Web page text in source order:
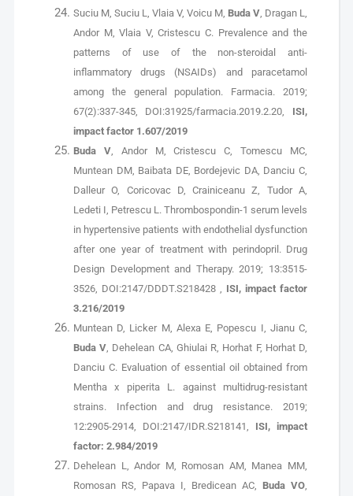
Suciu M, Suciu L, Vlaia V, Voicu M, Buda V, Dragan L,
Andor M, Vlaia V, Cristescu C. Prevalence and the
patterns of use of the non-steroidal anti-
inflammatory drugs (NSAIDs) and paracetamol
among the general population. Farmacia. 2019;
67(2):337-345, DOI:31925/farmacia.2019.2.20, ISI,
impact factor 1.607/2019
Buda V, Andor M, Cristescu C, Tomescu MC,
Muntean DM, Baibata DE, Bordejevic DA, Danciu C,
Dalleur O, Coricovac D, Crainiceanu Z, Tudor A,
Ledeti I, Petrescu L. Thrombospondin-1 serum levels
in hypertensive patients with endothelial dysfunction
after one year of treatment with perindopril. Drug
Design Development and Therapy. 2019; 13:3515-
3526, DOI:2147/DDDT.S218428 , ISI, impact factor
3.216/2019
Muntean D, Licker M, Alexa E, Popescu I, Jianu C,
Buda V, Dehelean CA, Ghiulai R, Horhat F, Horhat D,
Danciu C. Evaluation of essential oil obtained from
Mentha x piperita L. against multidrug-resistant
strains. Infection and drug resistance. 2019;
12:2905-2914, DOI:2147/IDR.S218141, ISI, impact
factor: 2.984/2019
Dehelean L, Andor M, Romosan AM, Manea MM,
Romosan RS, Papava I, Bredicean AC, Buda VO,